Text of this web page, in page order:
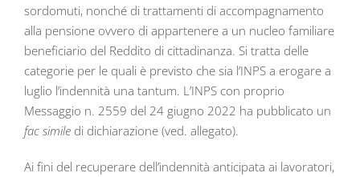
sordomuti, nonché di trattamenti di accompagnamento
alla pensione ovvero di appartenere a un nucleo familiare
beneficiario del Reddito di cittadinanza. Si tratta delle
categorie per le quali è previsto che sia l’INPS a erogare a
luglio l’indennità una tantum. L’INPS con proprio
Messaggio n. 2559 del 24 giugno 2022 ha pubblicato un
fac simile di dichiarazione (ved. allegato).
Ai fini del recuperare dell’indennità anticipata ai lavoratori,